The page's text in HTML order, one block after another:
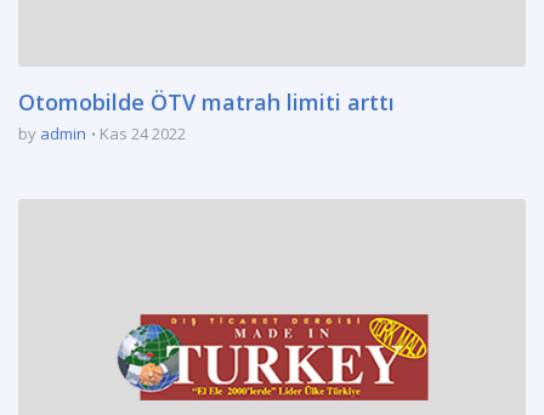
Otomobilde ÖTV matrah limiti arttı
by admin Kas 24 2022